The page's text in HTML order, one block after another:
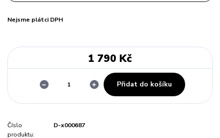
Nejsme plátci DPH
1 790 Kč
Přidat do košíku
Číslo
produktu:
D-x000687